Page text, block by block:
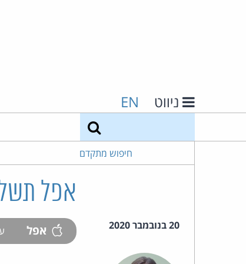
ניווט EN
חיפוש מתקדם
אפל תשלם $113 מיליון על האטת מכשירי
20 בנובמבר 2020 אפל